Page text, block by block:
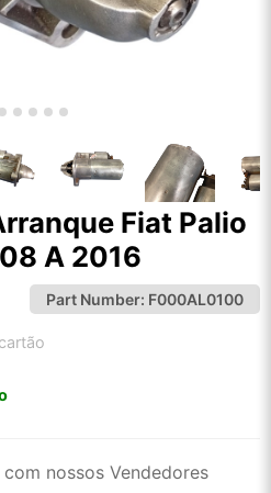
Fiat Palio
A 2016
Part Number: F000AL0100
nossos Vendedores